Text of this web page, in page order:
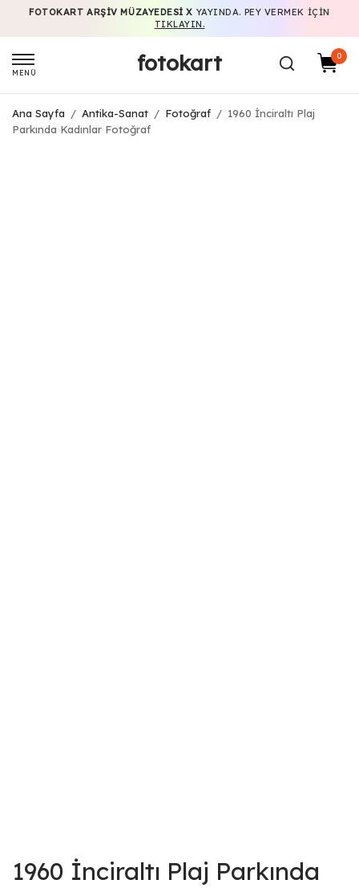
FOTOKART ARŞIV MÜZAYEDESI X YAYINDA. PEY VERMEK IÇIN
TIKLAYIN.
MENÜ fotokart 0
Ana Sayfa / Antika-Sanat / Fotoğraf / 1960 İnciraltı Plaj
Parkında Kadınlar Fotoğraf
1960 İnciraltı Plaj Parkında